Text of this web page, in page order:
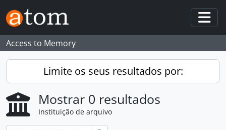
Skip to main content
Access to Memory
Limite os seus resultados por:
Mostrar 0 resultados
Instituição de arquivo